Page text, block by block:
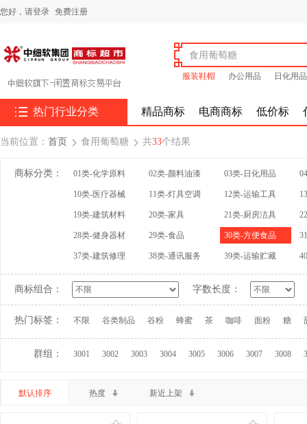
您好， 请登录 免费注册
服装鞋帽 办公用品 日化用品
 热门行业分类 精品商标 电商商标 低价标
当前位置： 首页  食用葡萄糖  共33个结果
商标分类： 01类-化学原料 02类-颜料油漆 03类-日化用品
10类-医疗器械 11类-灯具空调 12类-运输工具
19类-建筑材料 20类-家具 21类-厨房洁具
28类-健身器材 29类-食品 30类-方便食品
37类-建筑修理 38类-通讯服务 39类-运输贮藏
商标组合： 字数长度：
热门标签： 不限 谷类制品 谷粉 蜂蜜 茶 咖啡 面粉 糖
群组： 3001 3002 3003 3004 3005 3006 3007 3008
默认排序 热度 新近上架